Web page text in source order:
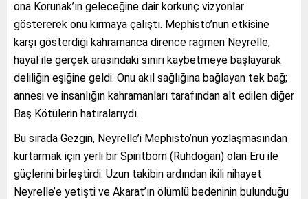
ona Korunak’ın geleceğine dair korkunç vizyonlar
göstererek onu kırmaya çalıştı. Mephisto’nun etkisine
karşı gösterdiği kahramanca dirence rağmen Neyrelle,
hayal ile gerçek arasındaki sınırı kaybetmeye başlayarak
deliliğin eşiğine geldi. Onu akıl sağlığına bağlayan tek bağ;
annesi ve insanlığın kahramanları tarafından alt edilen diğer
Baş Kötülerin hatıralarıydı.
Bu sırada Gezgin, Neyrelle’i Mephisto’nun yozlaşmasından
kurtarmak için yerli bir Spiritborn (Ruhdoğan) olan Eru ile
güçlerini birleştirdi. Uzun takibin ardından ikili nihayet
Neyrelle’e yetişti ve Akarat’ın ölümlü bedeninin bulunduğu